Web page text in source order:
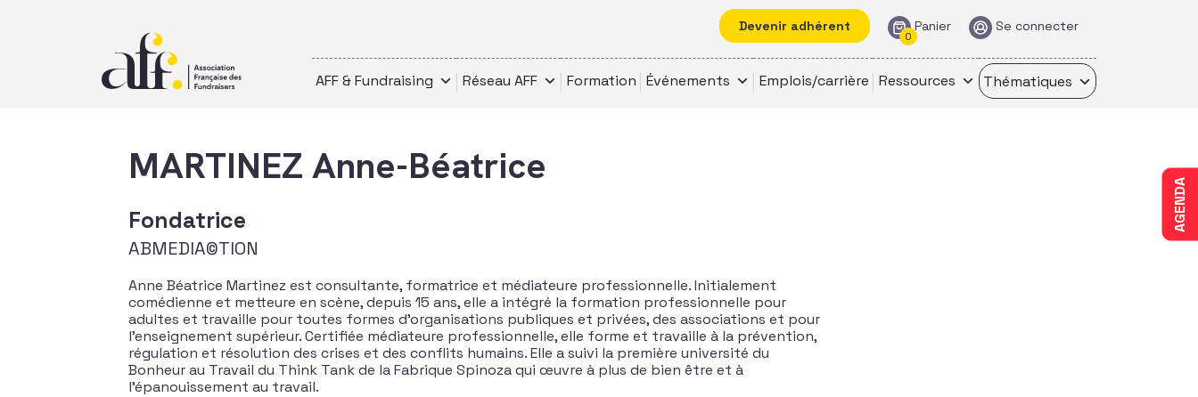
Devenir adhérent Panier
0
Se connecter
AFF & Fundraising Réseau AFF Formation Événements Emplois/carrière Ressources Thématiques
AGENDA
MARTINEZ Anne-Béatrice
Fondatrice
ABMEDIA©TION
Anne Béatrice Martinez est consultante, formatrice et médiateure professionnelle. Initialement
comédienne et metteure en scène, depuis 15 ans, elle a intégré la formation professionnelle pour
adultes et travaille pour toutes formes d’organisations publiques et privées, des associations et pour
l’enseignement supérieur. Certifiée médiateure professionnelle, elle forme et travaille à la prévention,
régulation et résolution des crises et des conflits humains. Elle a suivi la première université du
Bonheur au Travail du Think Tank de la Fabrique Spinoza qui œuvre à plus de bien être et à
l’épanouissement au travail.